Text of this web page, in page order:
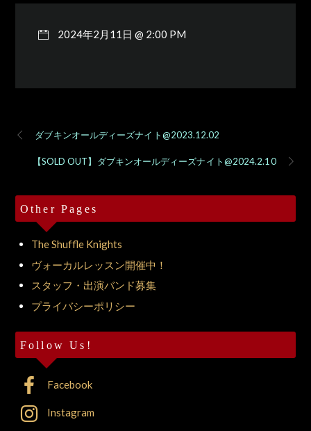
2024年2月11日 @ 2:00 PM
ダブキンオールディーズナイト@2023.12.02
【SOLD OUT】ダブキンオールディーズナイト@2024.2.10
Other Pages
The Shuffle Knights
ヴォーカルレッスン開催中！
スタッフ・出演バンド募集
プライバシーポリシー
Follow Us!
Facebook
Instagram